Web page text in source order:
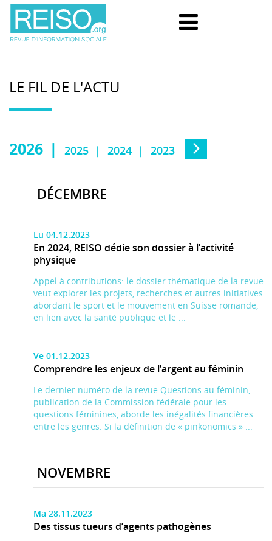
LE FIL DE L'ACTU
2026 2025 2024 2023
DÉCEMBRE
Lu 04.12.2023
En 2024, REISO dédie son dossier à l’activité
physique
Appel à contributions: le dossier thématique de la revue
veut explorer les projets, recherches et autres initiatives
abordant le sport et le mouvement en Suisse romande,
en lien avec la santé publique et le ...
Ve 01.12.2023
Comprendre les enjeux de l’argent au féminin
Le dernier numéro de la revue Questions au féminin,
publication de la Commission fédérale pour les
questions féminines, aborde les inégalités financières
entre les genres. Si la définition de « pinkonomics » ...
NOVEMBRE
Ma 28.11.2023
Des tissus tueurs d’agents pathogènes